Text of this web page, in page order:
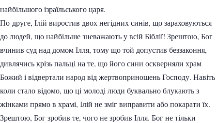
найбільшого ізраїльського царя.
По-друге, Ілій виростив двох негідних синів, що зараховуються
до людей, що найбільше зневажають у всій Біблії! Зрештою, Бог
вчинив суд над домом Ілля, тому що той допустив беззаконня,
дивлячись крізь пальці на те, що його сини оскверняли храм
Божий і відвертали народ від жертвоприношень Господу. Навіть
коли стало відомо, що ці молоді люди буквально блукають з
жінками прямо в храмі, Ілій не зміг виправити або покарати їх.
Зрештою, Бог зробив те, чого не зробив Ілля. Бог не тільки